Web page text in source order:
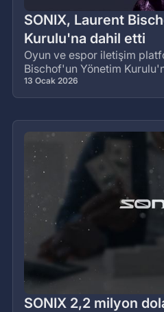
SONIX, Laurent
Kurulu'na dahil etti
Oyun ve espor iletişim
Bischof'un Yönetim
13 Ocak 2026
SONIX 2,2 milyon